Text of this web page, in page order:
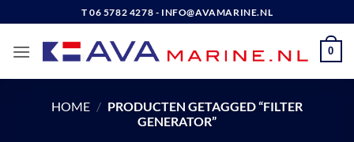
naar
inhoud
T 06 5782 4278 - INFO@AVAMARINE.NL
0
HOME / PRODUCTEN GETAGGED “FILTER
GENERATOR”